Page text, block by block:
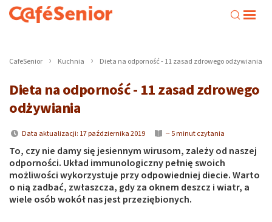
CafeSenior Kuchnia Dieta na odporność - 11 zasad zdrowego odżywiania
Dieta na odporność - 11 zasad zdrowego
odżywiania
Data aktualizacji: 17 października 2019 ~ 5 minut czytania
To, czy nie damy się jesiennym wirusom, zależy od naszej
odporności. Układ immunologiczny pełnię swoich
możliwości wykorzystuje przy odpowiedniej diecie. Warto
o nią zadbać, zwłaszcza, gdy za oknem deszcz i wiatr, a
wiele osób wokół nas jest przeziębionych.